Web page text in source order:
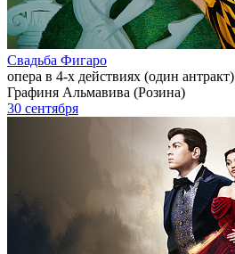
Свадьба Фигаро
опера в 4-х действиях (один антракт)
Графиня Альмавива (Розина)
30 сентября